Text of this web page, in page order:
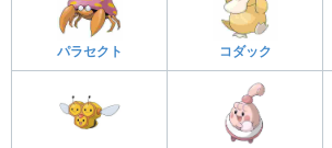
パラセクト コダック